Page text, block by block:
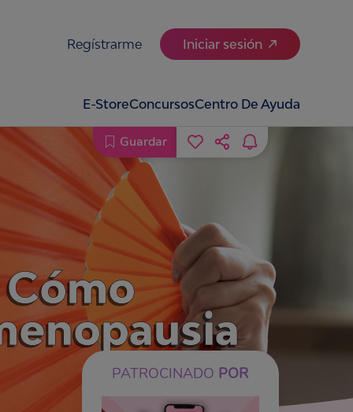
Regístrarme Iniciar sesión
E-StoreConcursosCentro De Ayuda
PATROCINADO POR
Guardar